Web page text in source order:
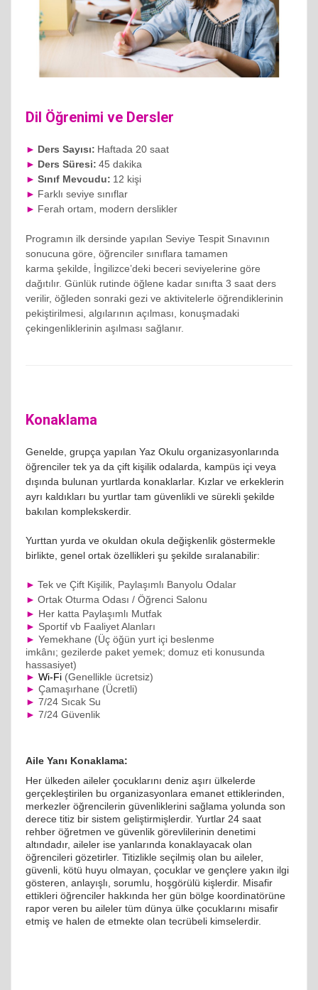
Dil Öğrenimi ve Dersler
► Ders Sayısı: Haftada 20 saat
► Ders Süresi: 45 dakika
► Sınıf Mevcudu: 12 kişi
► Farklı seviye sınıflar
► Ferah ortam, modern derslikler
Programın ilk dersinde yapılan Seviye Tespit Sınavının
sonucuna göre, öğrenciler sınıflara tamamen
karma şekilde, İngilizce’deki beceri seviyelerine göre
dağıtılır. Günlük rutinde öğlene kadar sınıfta 3 saat ders
verilir, öğleden sonraki gezi ve aktivitelerle öğrendiklerinin
pekiştirilmesi, algılarının açılması, konuşmadaki
çekingenliklerinin aşılması sağlanır.
Konaklama
Genelde, grupça yapılan Yaz Okulu organizasyonlarında
öğrenciler tek ya da çift kişilik odalarda, kampüs içi veya
dışında bulunan yurtlarda konaklarlar. Kızlar ve erkeklerin
ayrı kaldıkları bu yurtlar tam güvenlikli ve sürekli şekilde
bakılan komplekskerdir.
Yurttan yurda ve okuldan okula değişkenlik göstermekle
birlikte, genel ortak özellikleri şu şekilde sıralanabilir:
► Tek ve Çift Kişilik, Paylaşımlı Banyolu Odalar
► Ortak Oturma Odası / Öğrenci Salonu
► Her katta Paylaşımlı Mutfak
► Sportif vb Faaliyet Alanları
► Yemekhane (Üç öğün yurt içi beslenme
imkânı; gezilerde paket yemek; domuz eti konusunda
hassasiyet)
► Wi-Fi (Genellikle ücretsiz)
► Çamaşırhane (Ücretli)
► 7/24 Sıcak Su
► 7/24 Güvenlik
Aile Yanı Konaklama:
Her ülkeden aileler çocuklarını deniz aşırı ülkelerde
gerçekleştirilen bu organizasyonlara emanet ettiklerinden,
merkezler öğrencilerin güvenliklerini sağlama yolunda son
derece titiz bir sistem geliştirmişlerdir. Yurtlar 24 saat
rehber öğretmen ve güvenlik görevlilerinin denetimi
altındadır, aileler ise yanlarında konaklayacak olan
öğrencileri gözetirler. Titizlikle seçilmiş olan bu aileler,
güvenli, kötü huyu olmayan, çocuklar ve gençlere yakın ilgi
gösteren, anlayışlı, sorumlu, hoşgörülü kişlerdir. Misafir
ettikleri öğrenciler hakkında her gün bölge koordinatörüne
rapor veren bu aileler tüm dünya ülke çocuklarını misafir
etmiş ve halen de etmekte olan tecrübeli kimselerdir.